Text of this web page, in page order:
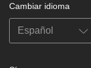
Cambiar idioma